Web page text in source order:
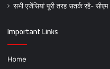
सभी एजेंसियां पूरी तरह सतर्क रहें- सीएम
Important Links
Home